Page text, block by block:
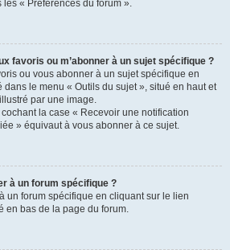
les « Préférences du forum ».
favoris ou m’abonner à un sujet spécifique ?
ou vous abonner à un sujet spécifique en
le menu « Outils du sujet », situé en haut et
par une image.
la case « Recevoir une notification
» équivaut à vous abonner à ce sujet.
à un forum spécifique ?
un forum spécifique en cliquant sur le lien
en bas de la page du forum.